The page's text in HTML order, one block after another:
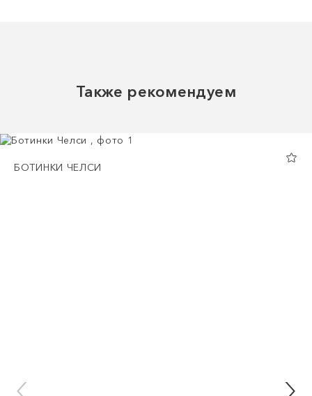
Также рекомендуем
БОТИНКИ ЧЕЛСИ